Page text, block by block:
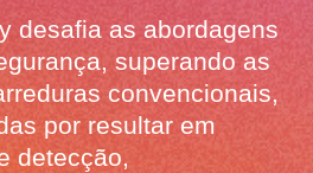
desafia as abordagens
superando as
convencionais,
por resultar em
detecção,